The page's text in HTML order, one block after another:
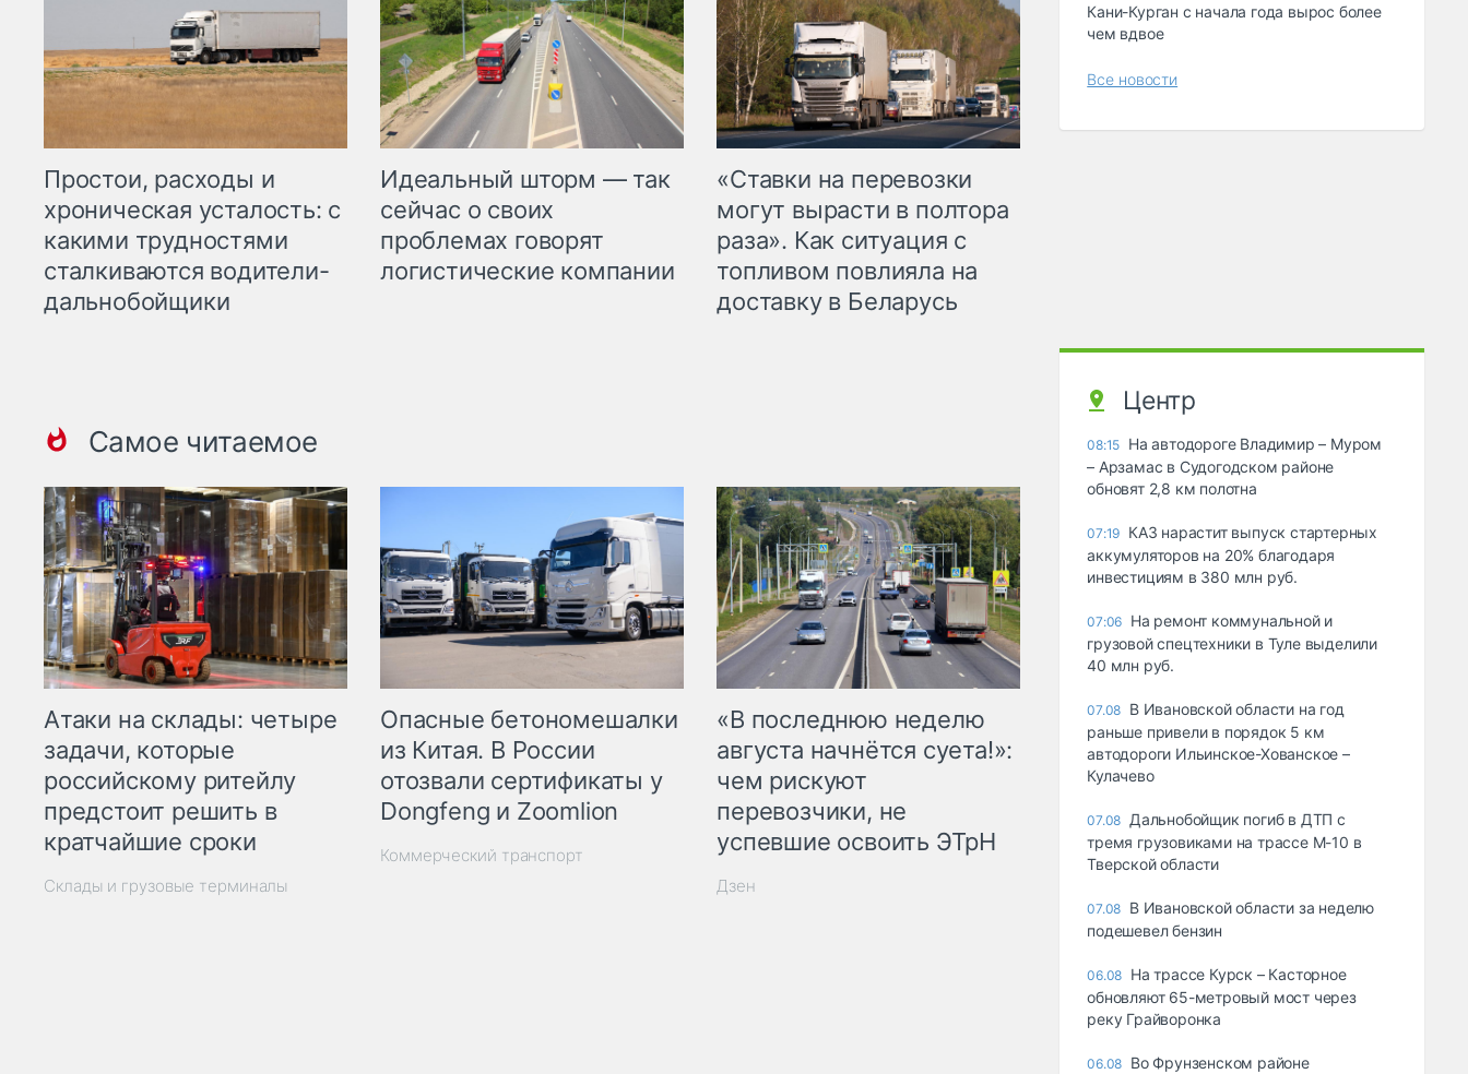
Простои, расходы и
хроническая усталость: с
какими трудностями
сталкиваются водители-
дальнобойщики
Идеальный шторм — так
сейчас о своих
проблемах говорят
логистические компании
«Ставки на перевозки
могут вырасти в полтора
раза». Как ситуация с
топливом повлияла на
доставку в Беларусь
Самое читаемое
Атаки на склады: четыре
задачи, которые
российскому ритейлу
предстоит решить в
кратчайшие сроки
Склады и грузовые терминалы
Опасные бетономешалки
из Китая. В России
отозвали сертификаты у
Dongfeng и Zoomlion
Коммерческий транспорт
«В последнюю неделю
августа начнётся суета!»:
чем рискуют
перевозчики, не
успевшие освоить ЭТрН
Дзен
Кани-Курган с начала года вырос более
чем вдвое
Все новости
Центр
08:15 На автодороге Владимир – Муром
– Арзамас в Судогодском районе
обновят 2,8 км полотна
07:19 КАЗ нарастит выпуск стартерных
аккумуляторов на 20% благодаря
инвестициям в 380 млн руб.
07:06 На ремонт коммунальной и
грузовой спецтехники в Туле выделили
40 млн руб.
07.08 В Ивановской области на год
раньше привели в порядок 5 км
автодороги Ильинское-Хованское –
Кулачево
07.08 Дальнобойщик погиб в ДТП с
тремя грузовиками на трассе М-10 в
Тверской области
07.08 В Ивановской области за неделю
подешевел бензин
06.08 На трассе Курск – Касторное
обновляют 65-метровый мост через
реку Грайворонка
06.08 Во Фрунзенском районе